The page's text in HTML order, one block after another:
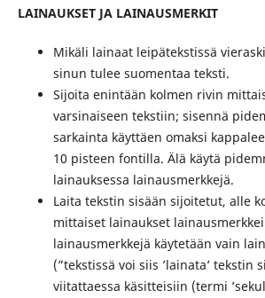
LAINAUKSET JA LAINAUSMERKIT
Mikäli lainaat leipätekstissä
sinun tulee suomentaa teksti.
Sijoita enintään kolmen rivin
varsinaiseen tekstiin; sisennä
sarkainta käyttäen omaksi
10 pisteen fontilla. Älä käytä
lainauksessa lainausmerkkejä.
Laita tekstin sisään sijoitetut, alle
mittaiset lainaukset
lainausmerkkejä käytetään vain
(”tekstissä voi siis ’lainata’ tekstin
viitattaessa käsitteisiin (termi